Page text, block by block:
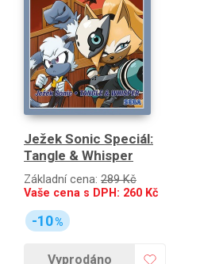
Ježek Sonic Speciál:
Tangle & Whisper
Základní cena: 289 Kč
Vaše cena s DPH: 260 Kč
-10%
Vyprodáno